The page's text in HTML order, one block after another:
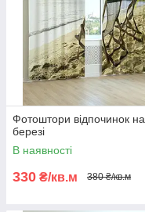
Фотоштори відпочинок на
березі
В наявності
330 ₴/кв.м 380 ₴/кв.м